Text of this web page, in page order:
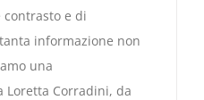
e di
informazione non
una
Loretta Corradini, da